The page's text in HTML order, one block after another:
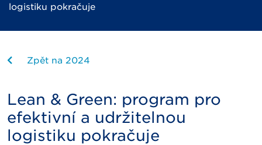
logistiku pokračuje
Zpět na 2024
Lean & Green: program pro
efektivní a udržitelnou
logistiku pokračuje